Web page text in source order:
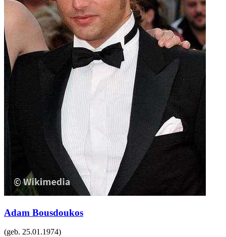
Adam Bousdoukos
(geb. 25.01.1974)